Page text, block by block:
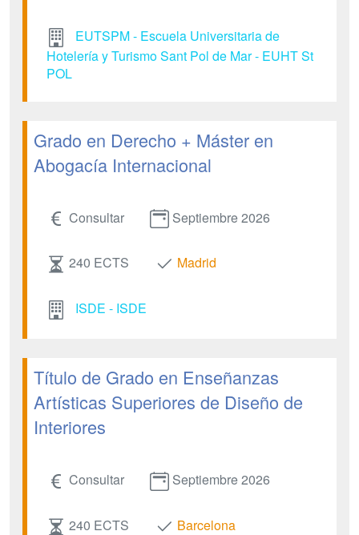
EUTSPM - Escuela Universitaria de
Hotelería y Turismo Sant Pol de Mar - EUHT St
POL
Grado en Derecho + Máster en
Abogacía Internacional
Consultar Septiembre 2026
240 ECTS Madrid
ISDE - ISDE
Título de Grado en Enseñanzas
Artísticas Superiores de Diseño de
Interiores
Consultar Septiembre 2026
240 ECTS Barcelona